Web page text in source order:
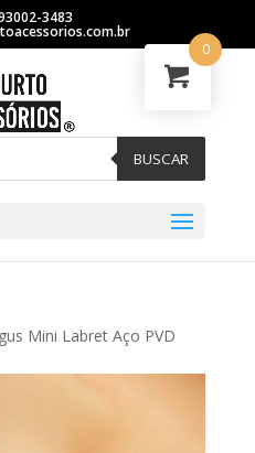
3483
BUSCAR
Mini Labret Aço PVD
0